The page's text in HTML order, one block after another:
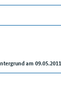
am 09.05.2011